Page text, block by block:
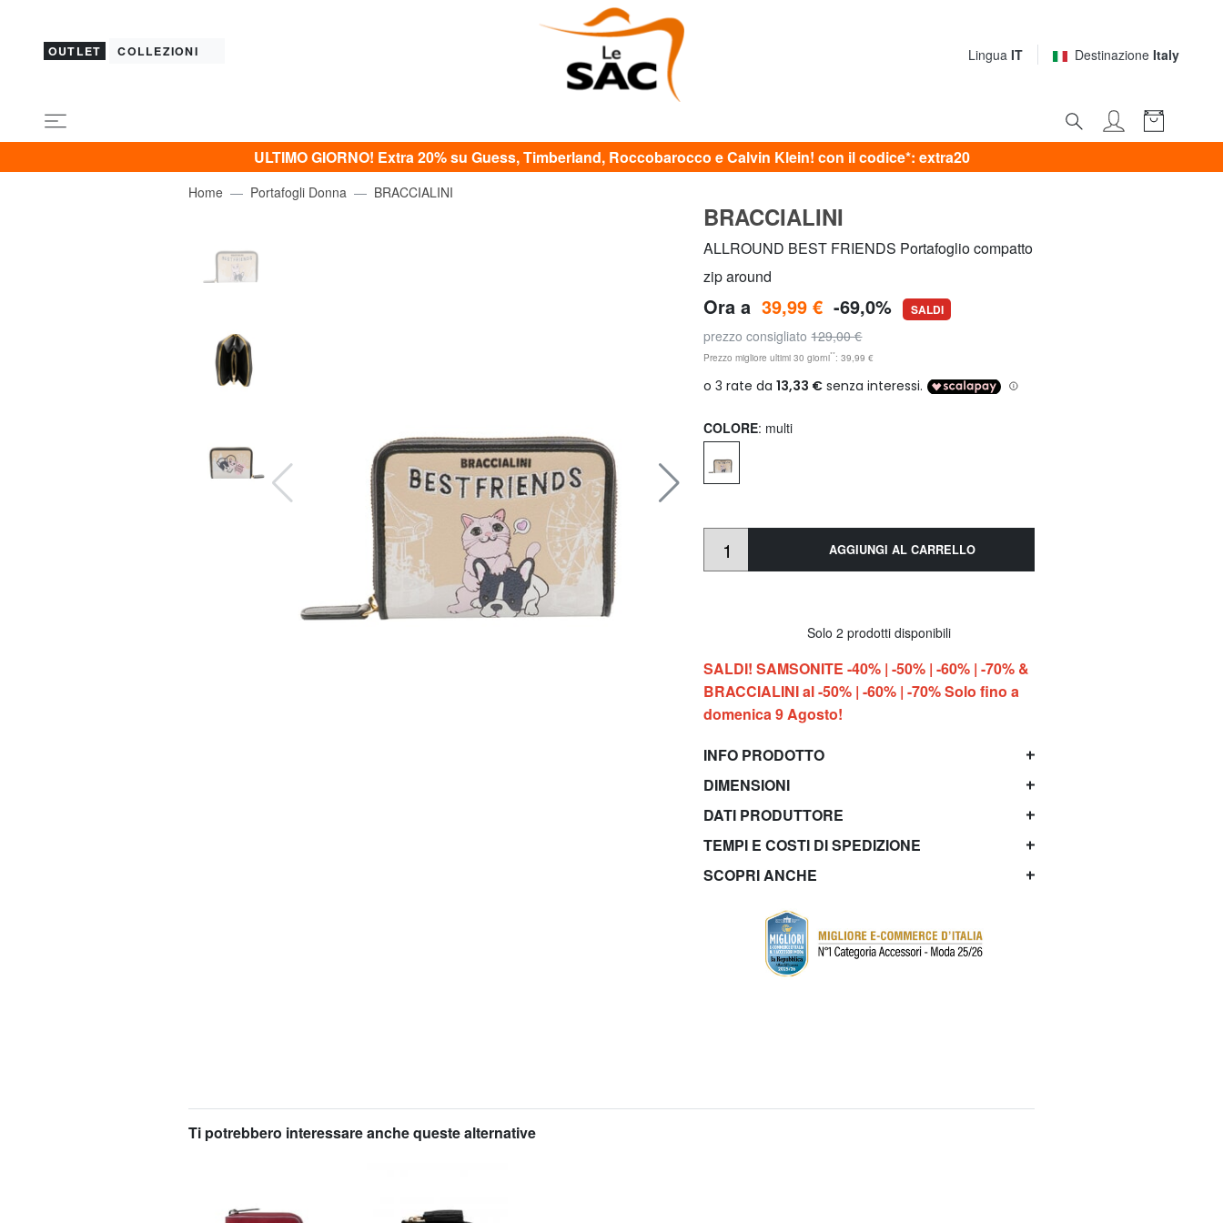
OUTLET COLLEZIONI Lingua IT Destinazione Italy
ULTIMO GIORNO! Extra 20% su Guess, Timberland, Roccobarocco e Calvin Klein! con il codice*: extra20
Home Portafogli Donna BRACCIALINI
BRACCIALINI
ALLROUND BEST FRIENDS Portafoglio compatto
zip around
Ora a 39,99 € -69,0% SALDI
prezzo consigliato129,00 €
Prezzo migliore ultimi 30 giorni**: 39,99 €
COLORE: multi
AGGIUNGI AL CARRELLO
Solo 2 prodotti disponibili
SALDI! SAMSONITE -40% | -50% | -60% | -70% &
BRACCIALINI al -50% | -60% | -70% Solo fino a
domenica 9 Agosto!
INFO PRODOTTO
DIMENSIONI
DATI PRODUTTORE
TEMPI E COSTI DI SPEDIZIONE
SCOPRI ANCHE
Ti potrebbero interessare anche queste alternative